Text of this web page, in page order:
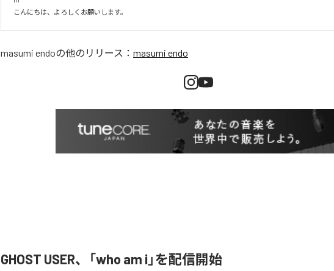
こんにちは、よろしくお願いします。
masumi endoの他のリリース： masumi endo
GHOST USER、「who am i」を配信開始